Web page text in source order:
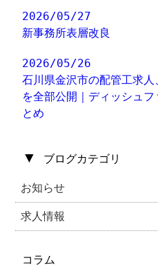
2026/05/27
新事務所表層改良
2026/05/26
石川県金沢市の配管工求
を全部公開｜ディッシュ
とめ
▼ ブログカテゴリ
お知らせ
求人情報
コラム